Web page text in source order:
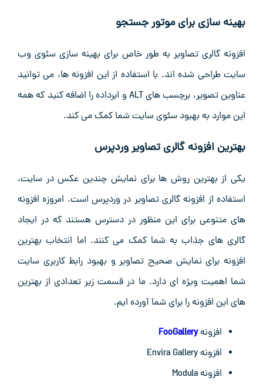
بهینه سازی برای موتور جستجو
افزونه گالری تصاویر به‌ طور خاص برای بهینه‌ سازی سئوی وب
‌سایت طراحی شده ‌اند. با استفاده از این افزونه‌ ها، می ‌توانید
عناوین تصویر، برچسب ‌های ALT و ابرداده را اضافه کنید که همه
این موارد به بهبود سئوی سایت شما کمک می‌ کند.
بهترین افزونه گالری تصاویر وردپرس
یکی از بهترین روش ‌ها برای نمایش چندین عکس در سایت،
استفاده از افزونه گالری تصاویر در وردپرس است. امروزه افزونه
‌های متنوعی برای این منظور در دسترس هستند که در ایجاد
گالری‌ های جذاب به شما کمک می ‌کنند. اما انتخاب بهترین
افزونه برای نمایش صحیح تصاویر و بهبود رابط کاربری سایت
شما اهمیت ویژه ‌ای دارد. ما در قسمت زیر تعدادی از بهترین
های این افزونه را برای شما آورده ایم.
افزونهFooGallery
افزونه Envira Gallery
افزونه Modula